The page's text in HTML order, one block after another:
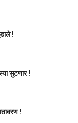
!
सुटणार !
!